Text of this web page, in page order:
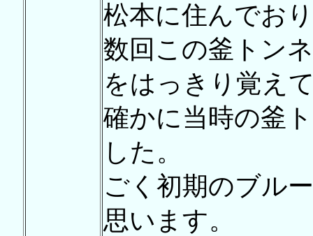
松本に住んでお
数回この釜トン
をはっきり覚え
確かに当時の釜
した。
ごく初期のブル
思います。